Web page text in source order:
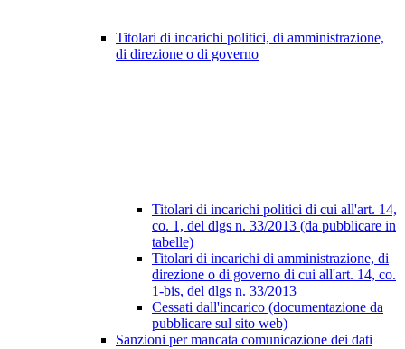
Titolari di incarichi politici, di amministrazione,
di direzione o di governo
Titolari di incarichi politici di cui all'art. 14,
co. 1, del dlgs n. 33/2013 (da pubblicare in
tabelle)
Titolari di incarichi di amministrazione, di
direzione o di governo di cui all'art. 14, co.
1-bis, del dlgs n. 33/2013
Cessati dall'incarico (documentazione da
pubblicare sul sito web)
Sanzioni per mancata comunicazione dei dati